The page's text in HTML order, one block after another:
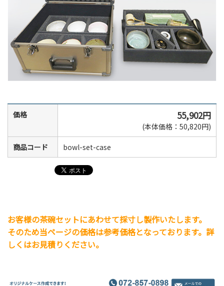
価格 55,902円
(本体価格：50,820円)
商品コード bowl-set-case
お客様の茶碗セットにあわせて採寸し製作いたします。
そのため当ページの価格は参考価格となっております。詳
しくはお見積りください。